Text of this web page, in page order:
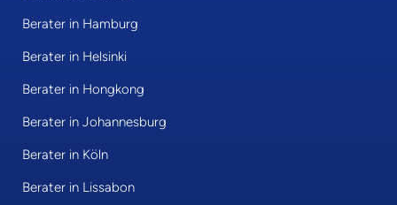
Berater in Hamburg
Berater in Helsinki
Berater in Hongkong
Berater in Johannesburg
Berater in Köln
Berater in Lissabon